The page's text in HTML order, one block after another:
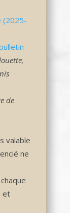
(2025-
de
valable
ne
et